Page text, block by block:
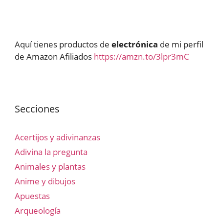
Aquí tienes productos de electrónica de mi perfil
de Amazon Afiliados https://amzn.to/3lpr3mC
Secciones
Acertijos y adivinanzas
Adivina la pregunta
Animales y plantas
Anime y dibujos
Apuestas
Arqueología